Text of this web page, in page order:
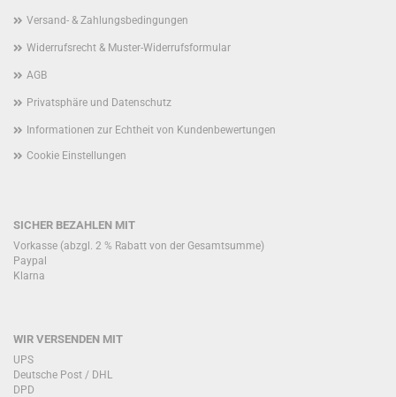
Versand- & Zahlungsbedingungen
Widerrufsrecht & Muster-Widerrufsformular
AGB
Privatsphäre und Datenschutz
Informationen zur Echtheit von Kundenbewertungen
Cookie Einstellungen
SICHER BEZAHLEN MIT
Vorkasse (abzgl. 2 % Rabatt von der Gesamtsumme)
Paypal
Klarna
WIR VERSENDEN MIT
UPS
Deutsche Post / DHL
DPD